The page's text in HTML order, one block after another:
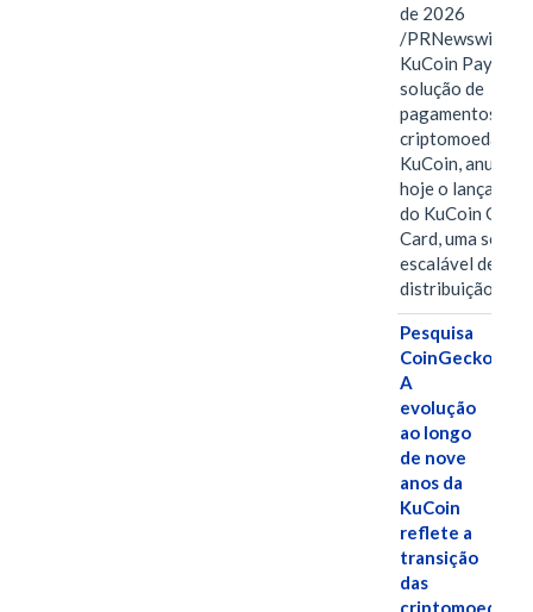
de 2026
/PRNewswire/
KuCoin Pay,
solução de
pagamentos em
criptomoedas da
KuCoin,
hoje o
do KuCoin Gift
Card, uma
escalável de
distribuição de…
Pesquisa
CoinGecko:
A
evolução
ao longo
de nove
anos da
KuCoin
reflete a
transição
das
criptomoedas